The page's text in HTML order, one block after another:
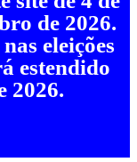
de 2026.
eleições
estendido
2026.